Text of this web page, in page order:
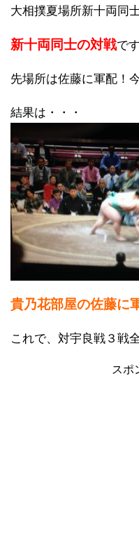
大相撲夏場所新十両同
新十両同士の対戦です
先場所は佐藤に軍配！
結果は・・・
貴乃花部屋の佐藤に
これで、対宇良戦３戦
スポ